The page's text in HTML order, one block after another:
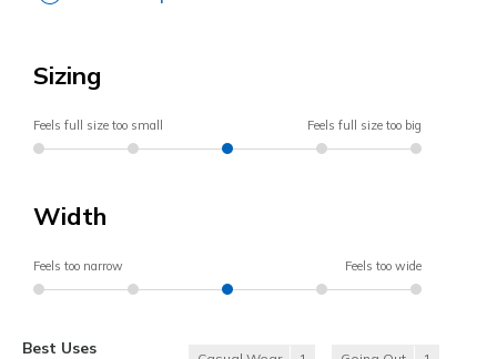
Sizing
Feels full size too small Feels full size too big
Width
Feels too narrow Feels too wide
Best Uses